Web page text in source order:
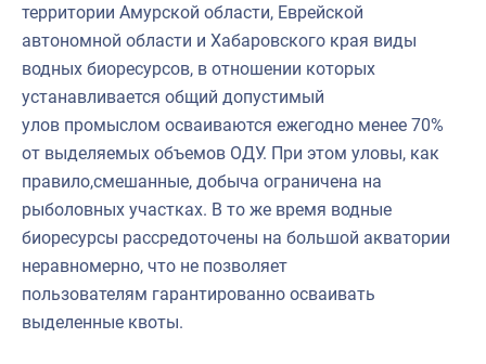
территории Амурской области, Еврейской
автономной области и Хабаровского края виды
водных биоресурсов, в отношении которых
устанавливается общий допустимый
улов промыслом осваиваются ежегодно менее 70%
от выделяемых объемов ОДУ. При этом уловы, как
правило,смешанные, добыча ограничена на
рыболовных участках. В то же время водные
биоресурсы рассредоточены на большой акватории
неравномерно, что не позволяет
пользователям гарантированно осваивать
выделенные квоты.